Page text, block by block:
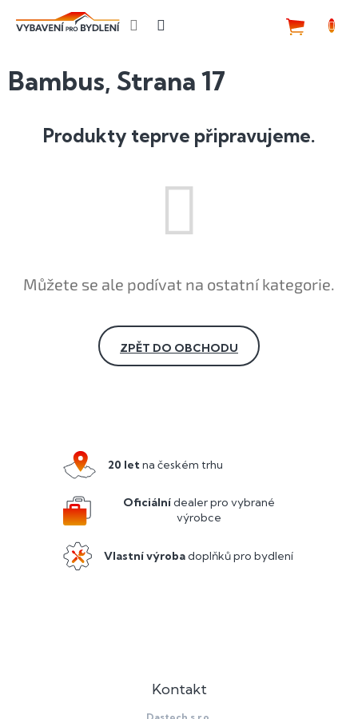
Bambus, Strana 17
Produkty teprve připravujeme.
Můžete se ale podívat na ostatní kategorie.
ZPĚT DO OBCHODU
20 letna českém trhu
Oficiálnídealer pro vybrané
výrobce
Vlastní výrobadoplňků pro bydlení
Kontakt